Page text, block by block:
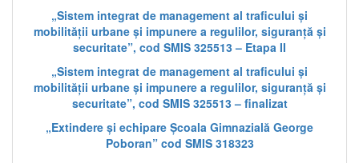
„Sistem integrat de management al traficului și
mobilității urbane și impunere a regulilor, siguranță și
securitate”, cod SMIS 325513 – Etapa II
„Sistem integrat de management al traficului și
mobilității urbane și impunere a regulilor, siguranță și
securitate”, cod SMIS 325513 – finalizat
„Extindere și echipare Școala Gimnazială George
Poboran” cod SMIS 318323